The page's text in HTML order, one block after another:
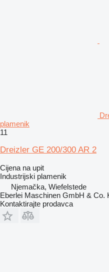
plamenik
11
Dreizler GE 200/300 AR 2
Cijena na upit
Industrijski plamenik
Njemačka, Wiefelstede
Eberlei Maschinen GmbH & Co.
Kontaktirajte prodavca